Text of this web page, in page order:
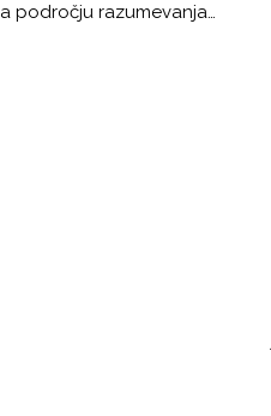
področju razumevanja…